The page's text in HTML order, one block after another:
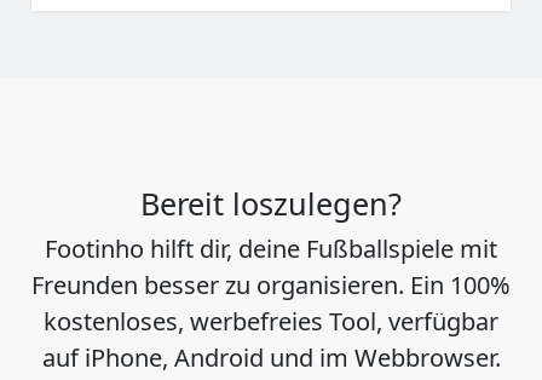
Bereit loszulegen?
Footinho hilft dir, deine Fußballspiele mit
Freunden besser zu organisieren. Ein 100%
kostenloses, werbefreies Tool, verfügbar
auf iPhone, Android und im Webbrowser.